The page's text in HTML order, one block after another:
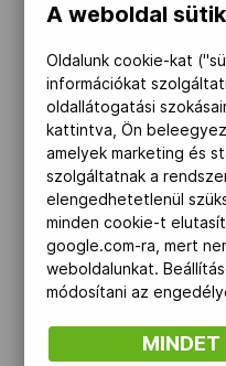
MOB
Kettőskarrier-
NOB
A weboldal
Oldalunk cookie-kat
információkat
oldallátogatási
kattintva, Ön
amelyek marketing és
szolgáltatnak a
elengedhetetlenül
minden cookie-t
google.com-ra, mert
weboldalunkat.
módosítani az
MINDET